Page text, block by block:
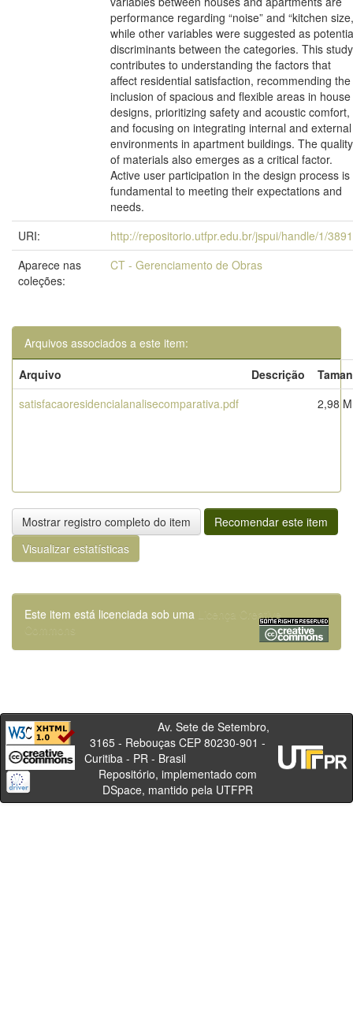
performance regarding “noise” and “kitchen
while other variables were suggested as
discriminants between the categories. This study
contributes to understanding the factors that
affect residential satisfaction, recommending the
inclusion of spacious and flexible areas in house
designs, prioritizing safety and acoustic comfort,
and focusing on integrating internal and external
environments in apartment buildings. The quality
of materials also emerges as a critical factor.
Active user participation in the design process is
fundamental to meeting their expectations and
needs.
URI:
http://repositorio.utfpr.edu.br/jspui/handle/1/
Aparece nas
coleções:
CT - Gerenciamento de Obras
Arquivos associados a este item:
Arquivo
Descrição
satisfacaoresidencialanalisecomparativa.pdf
2,98
Mostrar registro completo do item
Recomendar este item
Visualizar estatísticas
Este item está licenciada sob uma
Licença Creative
Commons
Av. Sete de Setembro,
3165 - Rebouças CEP 80230-901 -
Curitiba - PR - Brasil
Repositório, implementado com
DSpace, mantido pela UTFPR